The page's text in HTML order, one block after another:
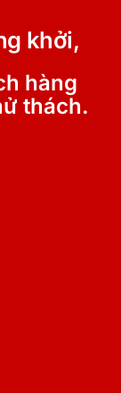
khởi,
hàng
thách.